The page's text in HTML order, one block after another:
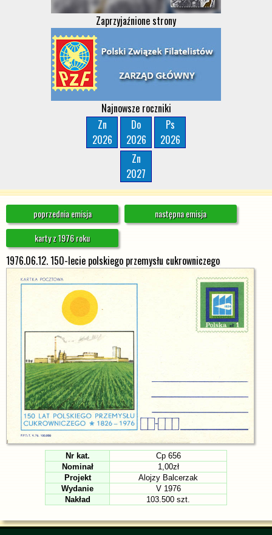
Zaprzyjaźnione strony
Najnowsze roczniki
Zn
2026
Do
2026
Ps
2026
Zn
2027
poprzednia emisja
następna emisja
karty z 1976 roku
1976.06.12. 150-lecie polskiego przemysłu cukrowniczego
Nr kat.
Cp 656
Nominał
1,00zł
Projekt
Alojzy Balcerzak
Wydanie
V 1976
Nakład
103.500 szt.